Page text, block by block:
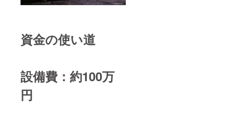
資金の使い道
設備費：約100万
円